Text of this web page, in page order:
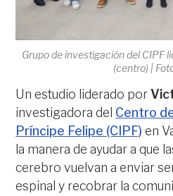
Grupo de investigación del CIPF
(centro) |
Un estudio liderado por
investigadora del Centro
Príncipe Felipe (CIPF) en
la manera de ayudar a que
cerebro vuelvan a enviar
espinal y recobrar la